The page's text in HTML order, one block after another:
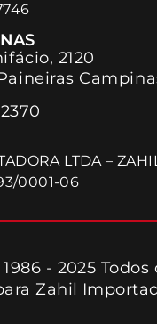
2120
LTDA –
0001-06
- 2025 Todos
Zahil